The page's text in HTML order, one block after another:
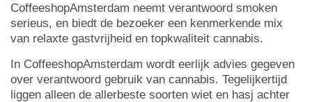
CoffeeshopAmsterdam neemt verantwoord smoken
serieus, en biedt de bezoeker een kenmerkende mix
van relaxte gastvrijheid en topkwaliteit cannabis.
In CoffeeshopAmsterdam wordt eerlijk advies gegeven
over verantwoord gebruik van cannabis. Tegelijkertijd
liggen alleen de allerbeste soorten wiet en hasj achter